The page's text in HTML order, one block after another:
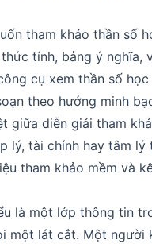
tham khảo thần số
tính, bảng ý
cụ xem thần số
theo hướng minh
giữa diễn giải tham
lý, tài chính hay tâm
tham khảo mềm và
là một lớp thông tin
một lát cắt. Một